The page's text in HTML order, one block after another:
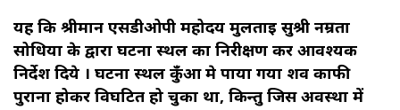
यह कि श्रीमान एसडीओपी महोदय मुलताई सुश्री नम्रता
सोधिया के द्वारा घटना स्थल का निरीक्षण कर आवश्यक
निर्देश दिये । घटना स्थल कुँआ मे पाया गया शव काफी
पुराना होकर विघटित हो चुका था, किन्तु जिस अवस्था में